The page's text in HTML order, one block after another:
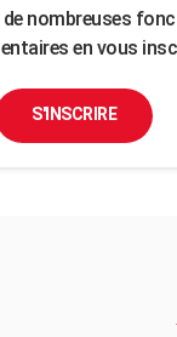
nombreuses
en vous
S'INSCRIRE